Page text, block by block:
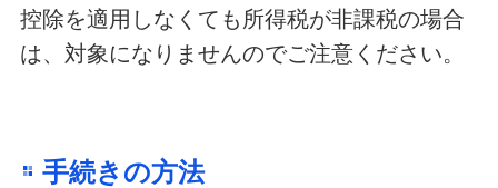
控除を適用しなくても所得税が非課税の場合
は、対象になりませんのでご注意ください。
手続きの方法